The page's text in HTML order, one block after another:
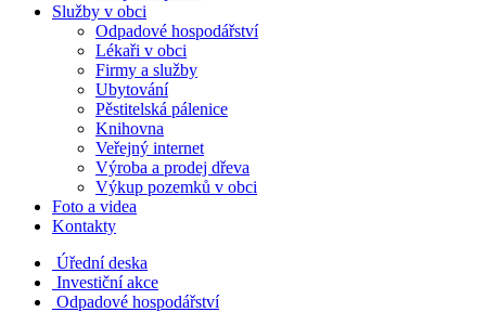
Služby v obci
Odpadové hospodářství
Lékaři v obci
Firmy a služby
Ubytování
Pěstitelská pálenice
Knihovna
Veřejný internet
Výroba a prodej dřeva
Výkup pozemků v obci
Foto a videa
Kontakty
Úřední deska
Investiční akce
Odpadové hospodářství